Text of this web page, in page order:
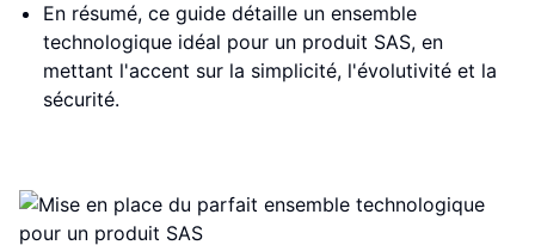
En résumé, ce guide détaille un ensemble
technologique idéal pour un produit SAS, en
mettant l'accent sur la simplicité, l'évolutivité et la
sécurité.